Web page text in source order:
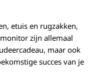
etuis en rugzakken,
zijn allemaal
maar ook
succes van je